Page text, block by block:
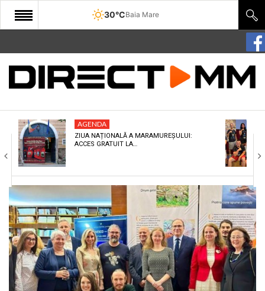
30°CBaia Mare
START
COMUNITATE
CULTURA
ECONOMIE
SANATATE
SPORT
SPECIAL
POLITIC
LIFE
AGENDA
ZIUA NAȚIONALĂ A MARAMUREȘULUI:
ACCES GRATUIT LA…